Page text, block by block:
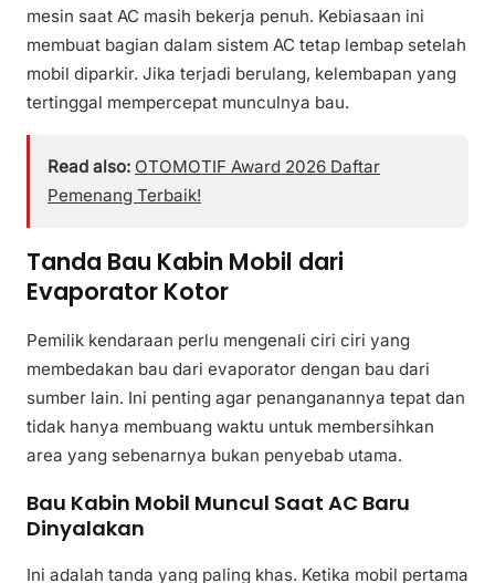
mesin saat AC masih bekerja penuh. Kebiasaan ini
membuat bagian dalam sistem AC tetap lembap setelah
mobil diparkir. Jika terjadi berulang, kelembapan yang
tertinggal mempercepat munculnya bau.
Read also: OTOMOTIF Award 2026 Daftar
Pemenang Terbaik!
Tanda Bau Kabin Mobil dari
Evaporator Kotor
Pemilik kendaraan perlu mengenali ciri ciri yang
membedakan bau dari evaporator dengan bau dari
sumber lain. Ini penting agar penanganannya tepat dan
tidak hanya membuang waktu untuk membersihkan
area yang sebenarnya bukan penyebab utama.
Bau Kabin Mobil Muncul Saat AC Baru
Dinyalakan
Ini adalah tanda yang paling khas. Ketika mobil pertama